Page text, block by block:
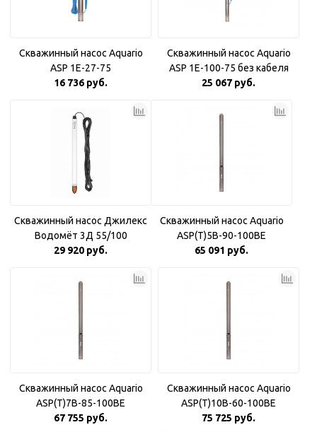
Скважинный насос Aquario
ASP 1E-27-75
16 736 руб.
Скважинный насос Aquario
ASP 1E-100-75 без кабеля
25 067 руб.
Скважинный насос Джилекс
Водомёт 3Д 55/100
29 920 руб.
Скважинный насос Aquario
ASP(T)5B-90-100BE
65 091 руб.
Скважинный насос Aquario
ASP(T)7B-85-100BE
67 755 руб.
Скважинный насос Aquario
ASP(T)10B-60-100BE
75 725 руб.